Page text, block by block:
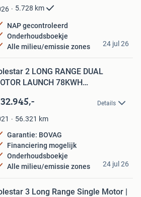
5.728 km
NAP gecontroleerd
Onderhoudsboekje
Alle milieu/emissie zones
24 jul 26
2 LONG RANGE DUAL
LAUNCH 78KWH
Details
56.321 km
Garantie: BOVAG
Financiering mogelijk
Onderhoudsboekje
Alle milieu/emissie zones
24 jul 26
3 Long Range Single Motor |